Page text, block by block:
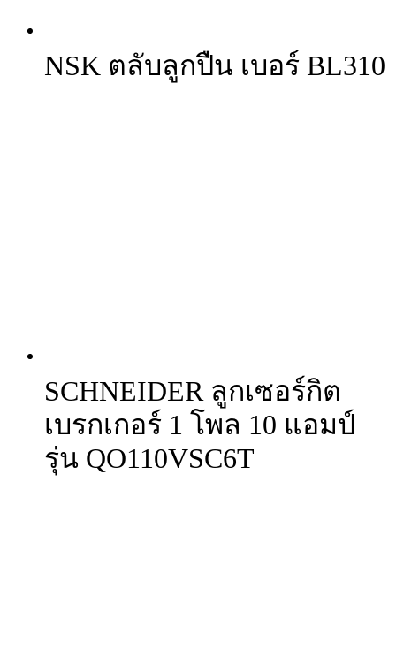
NSK ตลับลูกปืน เบอร์ BL310
SCHNEIDER ลูกเซอร์กิต
เบรกเกอร์ 1 โพล 10 แอมป์
รุ่น QO110VSC6T